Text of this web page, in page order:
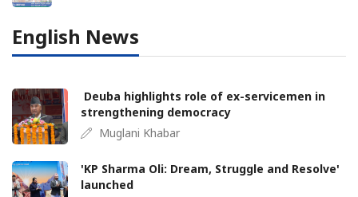
English News
Deuba highlights role of ex-servicemen in
strengthening democracy
Muglani Khabar
'KP Sharma Oli: Dream, Struggle and Resolve'
launched